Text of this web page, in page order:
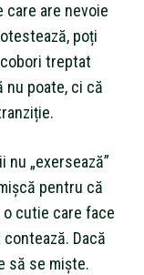
are nevoie
poți
treptat
nu poate, ci că
nu „exersează”
pentru că
o cutie care face
Dacă
să se miște.